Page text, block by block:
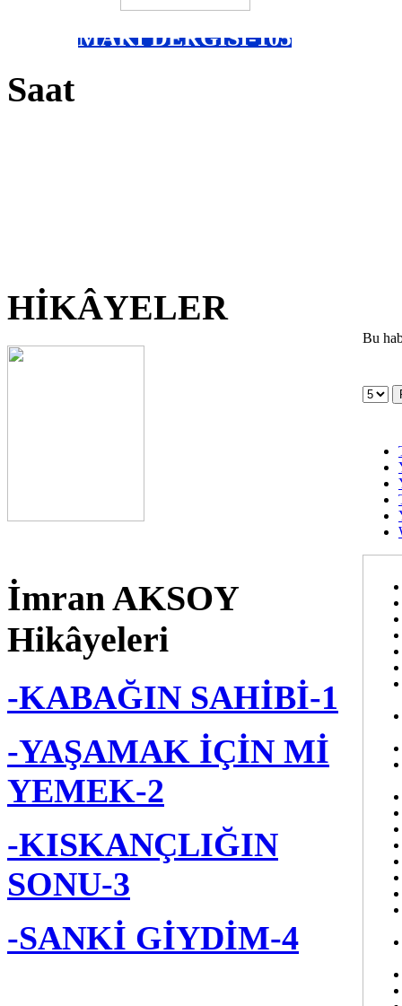
MAKİ DERGİSİ-105
Saat
HİKÂYELER
İmran AKSOY
Hikâyeleri
-KABAĞIN SAHİBİ-1
-YAŞAMAK İÇİN Mİ
YEMEK-2
-KISKANÇLIĞIN
SONU-3
-SANKİ GİYDİM-4
Bu